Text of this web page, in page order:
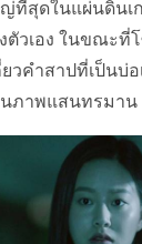
ที่สุดในแผ่นดินเ
ตัวเอง ในขณะที่
วคำสาปที่เป็นบ่
ภาพแสนทรมาน